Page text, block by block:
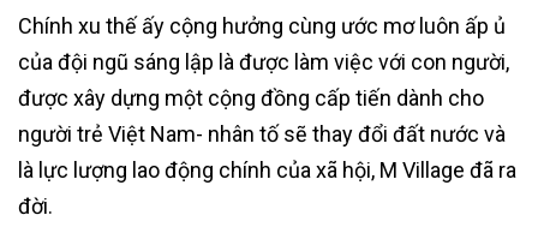
Chính xu thế ấy cộng hưởng cùng ước mơ luôn ấp ủ
của đội ngũ sáng lập là được làm việc với con người,
được xây dựng một cộng đồng cấp tiến dành cho
người trẻ Việt Nam- nhân tố sẽ thay đổi đất nước và
là lực lượng lao động chính của xã hội, M Village đã ra
đời.